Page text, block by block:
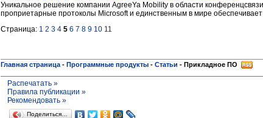
Уникальное решение компании AgreeYa Mobility в области
проприетарные протоколы Microsoft и единственным в мире
Страница: 1 2 3 4 5 6 7 8 9 10 11
Главная страница - Программные продукты - Статьи - Прикладное ПО
Распечатать »
Правила публикации »
Рекомендовать »
Поделиться…